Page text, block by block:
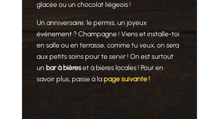
glacée ou un chocolat liégeois !
Un anniversaire, le permis, un joyeux
événement ? Champagne ! Viens et installe-toi
en salle ou en terrasse, comme tu veux, on sera
aux petits soins pour te servir ! On est surtout
un bar à bièreset à bières locales ! Pour en
savoir plus, passe à lapage suivante !